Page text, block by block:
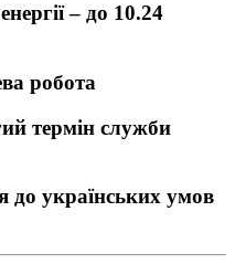
– до 10.24
робота
термін служби
до українських умов